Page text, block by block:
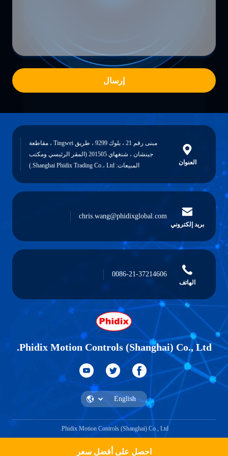
احصل على أفضل سعر
إرسال
العنوان
مبنى رقم 21 ، بلوك 9299 ، طريق Tingwei ، مقاطعة
جينشان ، شنغهاي 201505 (المقر الرئيسي ومكتب
المبيعات: Shanghai Phidix Trading Co.، Ltd.)
بريد إلكتروني
chris.wang@phidixglobal.com
الهاتف
0086-21-37214606
Phidix Motion Controls (Shanghai) Co., Ltd.
Phidix Motion Controls (Shanghai) Co., Ltd.
احصل على اقتباس